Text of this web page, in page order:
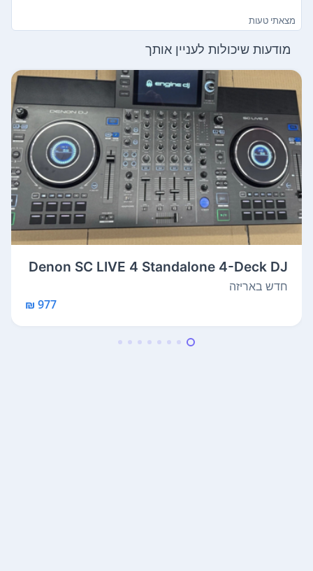
מצאתי טעות
מודעות שיכולות לעניין אותך
Denon SC LIVE 4 Standalone 4-Deck DJ
Sys...
חדש באריזה
977 ₪